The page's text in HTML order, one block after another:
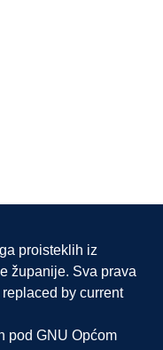
proisteklih iz
županije. Sva prava
by current
pod GNU Općom